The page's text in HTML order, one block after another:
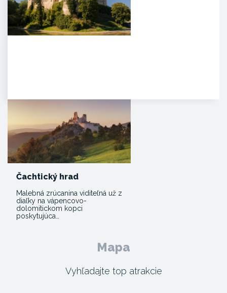
Čachtický hrad
Malebná zrúcanina viditeľná už z
diaľky na vápencovo-
dolomitickom kopci
poskytujúca…
Mapa
Vyhľadajte top atrakcie